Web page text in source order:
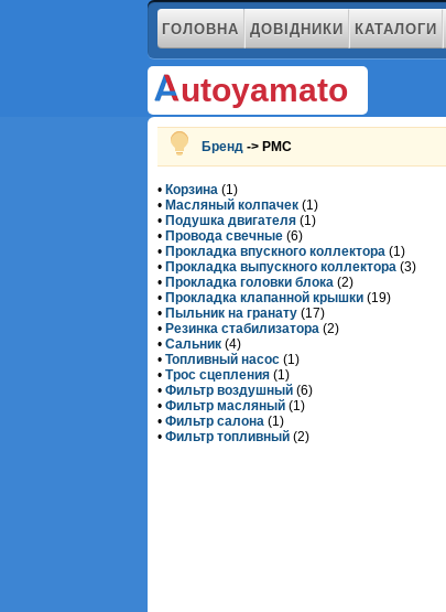
ГОЛОВНА ДОВІДНИКИ КАТАЛОГИ
utoyamato
Бренд -> PMC
• Корзина (1)
• Масляный колпачек (1)
• Подушка двигателя (1)
• Провода свечные (6)
• Прокладка впускного коллектора (1)
• Прокладка выпускного коллектора (3)
• Прокладка головки блока (2)
• Прокладка клапанной крышки (19)
• Пыльник на гранату (17)
• Резинка стабилизатора (2)
•Сальник (4)
•Топливный насос (1)
•Трос сцепления (1)
•Фильтр воздушный (6)
•Фильтр масляный (1)
•Фильтр салона (1)
•Фильтр топливный (2)